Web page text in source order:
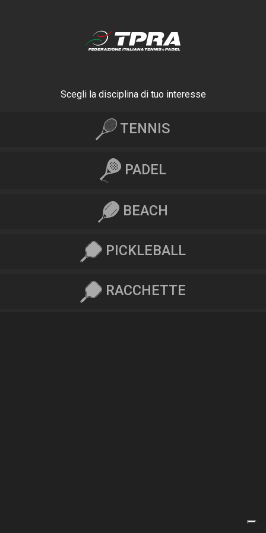
Scegli la disciplina di tuo interesse
TENNIS
PADEL
BEACH
PICKLEBALL
RACCHETTE